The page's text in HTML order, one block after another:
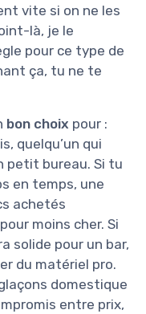
vite si on ne les
là, je le
pour ce type de
ça, tu ne te
bon choix pour :
quelqu’un qui
petit bureau. Si tu
en temps, une
achetés
moins cher. Si
solide pour un bar,
du matériel pro.
domestique
entre prix,